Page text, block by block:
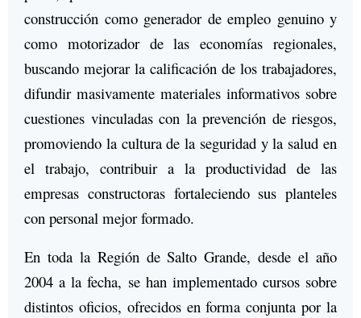
construcción como generador de empleo genuino y
como motorizador de las economías regionales,
buscando mejorar la calificación de los trabajadores,
difundir masivamente materiales informativos sobre
cuestiones vinculadas con la prevención de riesgos,
promoviendo la cultura de la seguridad y la salud en
el trabajo, contribuir a la productividad de las
empresas constructoras fortaleciendo sus planteles
con personal mejor formado.
En toda la Región de Salto Grande, desde el año
2004 a la fecha, se han implementado cursos sobre
distintos oficios, ofrecidos en forma conjunta por la